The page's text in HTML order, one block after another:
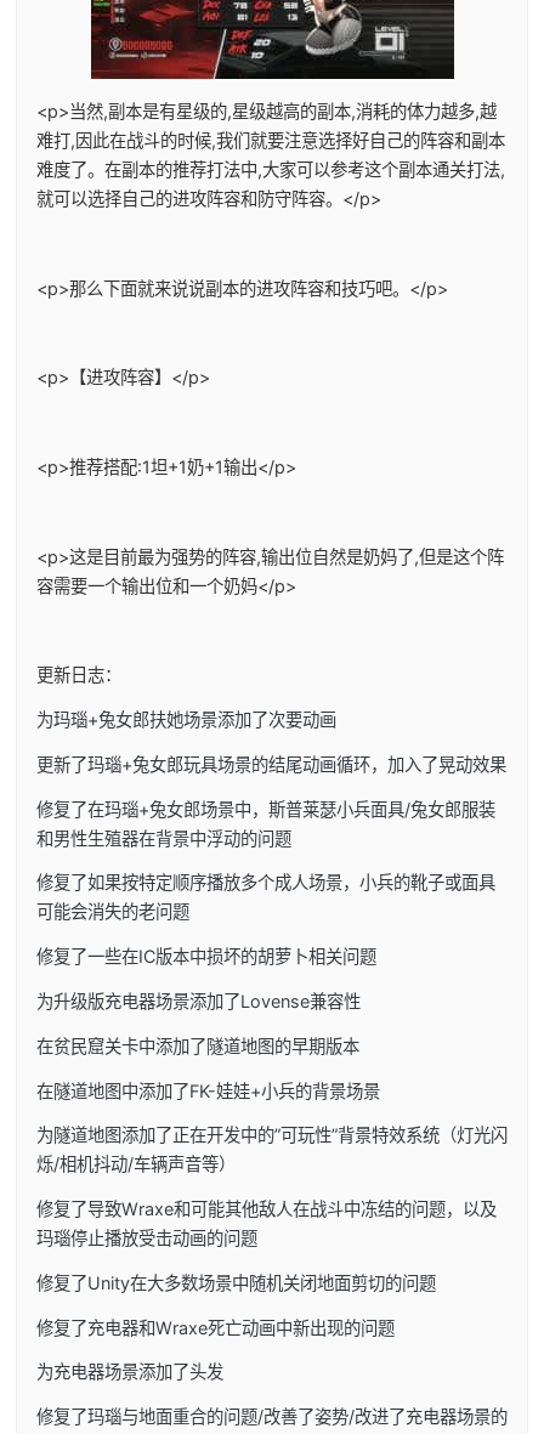
<p>当然,副本是有星级的,星级越高的副本,消耗的体力越多,越
难打,因此在战斗的时候,我们就要注意选择好自己的阵容和副本
难度了。在副本的推荐打法中,大家可以参考这个副本通关打法,
就可以选择自己的进攻阵容和防守阵容。</p>
<p>那么下面就来说说副本的进攻阵容和技巧吧。</p>
<p>【进攻阵容】</p>
<p>推荐搭配:1坦+1奶+1输出</p>
<p>这是目前最为强势的阵容,输出位自然是奶妈了,但是这个阵
容需要一个输出位和一个奶妈</p>
更新日志：
为玛瑙+兔女郎扶她场景添加了次要动画
更新了玛瑙+兔女郎玩具场景的结尾动画循环，加入了晃动效果
修复了在玛瑙+兔女郎场景中，斯普莱瑟小兵面具/兔女郎服装
和男性生殖器在背景中浮动的问题
修复了如果按特定顺序播放多个成人场景，小兵的靴子或面具
可能会消失的老问题
修复了一些在IC版本中损坏的胡萝卜相关问题
为升级版充电器场景添加了Lovense兼容性
在贫民窟关卡中添加了隧道地图的早期版本
在隧道地图中添加了FK-娃娃+小兵的背景场景
为隧道地图添加了正在开发中的”可玩性”背景特效系统（灯光闪
烁/相机抖动/车辆声音等）
修复了导致Wraxe和可能其他敌人在战斗中冻结的问题，以及
玛瑙停止播放受击动画的问题
修复了Unity在大多数场景中随机关闭地面剪切的问题
修复了充电器和Wraxe死亡动画中新出现的问题
为充电器场景添加了头发
修复了玛瑙与地面重合的问题/改善了姿势/改进了充电器场景的